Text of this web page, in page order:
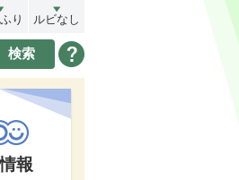
り ルビなし
報